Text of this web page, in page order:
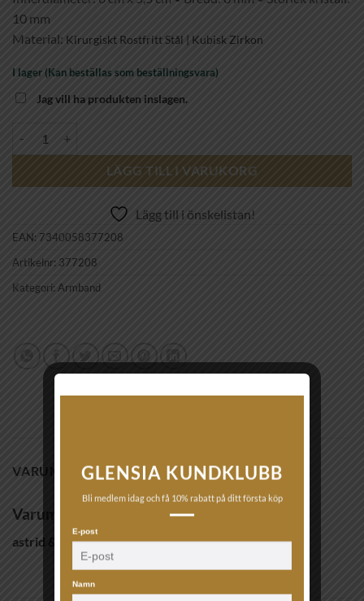
10 mm
Material: Kirurgiskt Rostfritt Stål | Kubisk Zirkon
I lager (Kan beställas som beställningsvara)
Jag vill ha produkten inslagen.
LÄGG TILL I VARUKORG
Lägg till i önskelistan!
EAN: 7340058377208
Artikelnr: 377208
Kategori: Armband
VARUMÄRKE
Varumärke
astrid & agnes
GLENSIA KUNDKLUBB
Bli medlem idag och få 10% rabatt på ditt första köp
E-post
Namn